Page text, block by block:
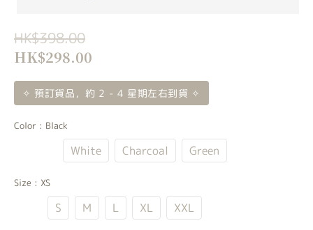
HK$398.00
HK$298.00
✧ 預訂貨品，約 2 - 4 星期左右到貨 ✧
Color : Black
White Charcoal Green
Size : XS
S M L XL XXL